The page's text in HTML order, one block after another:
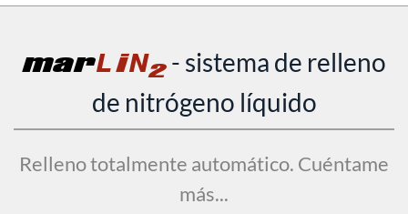
marLiN2- sistema de relleno
de nitrógeno líquido
Relleno totalmente automático. Cuéntame
más...